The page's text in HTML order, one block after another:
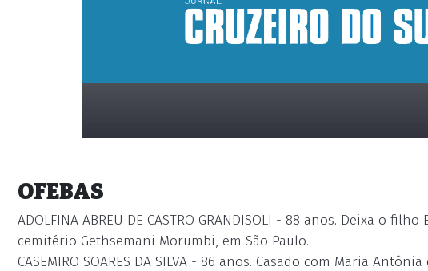
OFEBAS
ADOLFINA ABREU DE CASTRO GRANDISOLI - 88 anos. Deixa o
cemitério Gethsemani Morumbi, em São Paulo.
CASEMIRO SOARES DA SILVA - 86 anos. Casado com Maria